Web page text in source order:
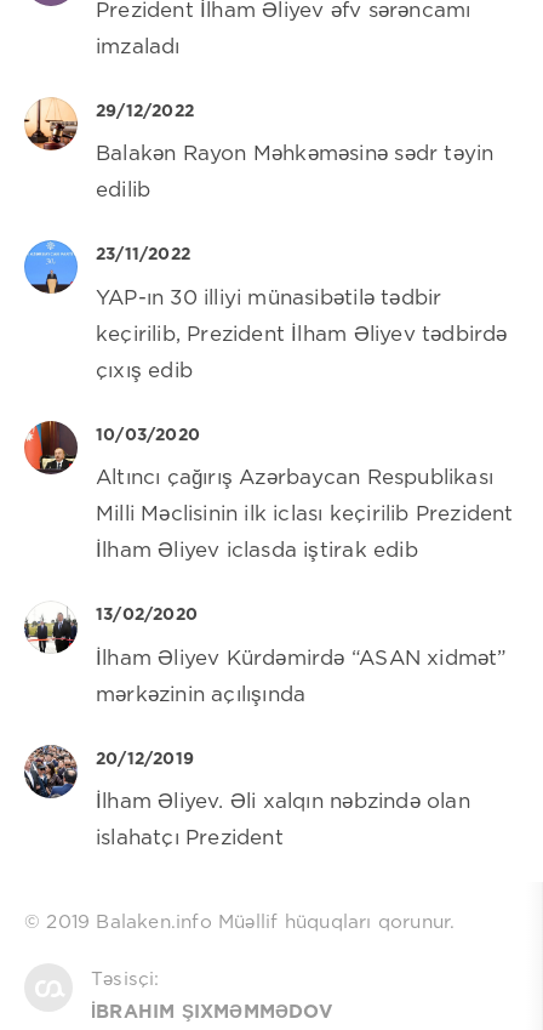
Prezident İlham Əliyev əfv sərəncamı
imzaladı
29/12/2022
Balakən Rayon Məhkəməsinə sədr təyin
edilib
23/11/2022
YAP-ın 30 illiyi münasibətilə tədbir
keçirilib, Prezident İlham Əliyev tədbirdə
çıxış edib
10/03/2020
Altıncı çağırış Azərbaycan Respublikası
Milli Məclisinin ilk iclası keçirilib Prezident
İlham Əliyev iclasda iştirak edib
13/02/2020
İlham Əliyev Kürdəmirdə “ASAN xidmət”
mərkəzinin açılışında
20/12/2019
İlham Əliyev. Əli xalqın nəbzində olan
islahatçı Prezident
© 2019 Balaken.info Müəllif hüquqları qorunur.
Təsisçi:
İBRAHIM ŞIXMƏMMƏDOV